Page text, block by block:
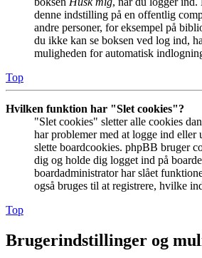
denne indstilling på en offentlig
andre personer, for eksempel på
du ikke kan se boksen ved log ind,
muligheden for automatisk
Top
Hvilken funktion har "Slet cookies"?
"Slet cookies" sletter alle cookies
har problemer med at logge ind eller
slette boardcookies. phpBB bruger
dig og holde dig logget ind på
boardadministrator har slået
også bruges til at registrere, hvilke
Top
Brugerindstillinger og